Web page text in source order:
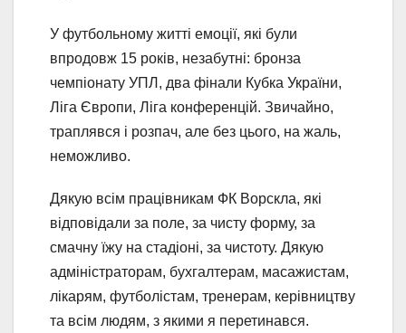
У футбольному житті емоції, які були
впродовж 15 років, незабутні: бронза
чемпіонату УПЛ, два фінали Кубка України,
Ліга Європи, Ліга конференцій. Звичайно,
траплявся і розпач, але без цього, на жаль,
неможливо.
Дякую всім працівникам ФК Ворскла, які
відповідали за поле, за чисту форму, за
смачну їжу на стадіоні, за чистоту. Дякую
адміністраторам, бухгалтерам, масажистам,
лікарям, футболістам, тренерам, керівництву
та всім людям, з якими я перетинався.